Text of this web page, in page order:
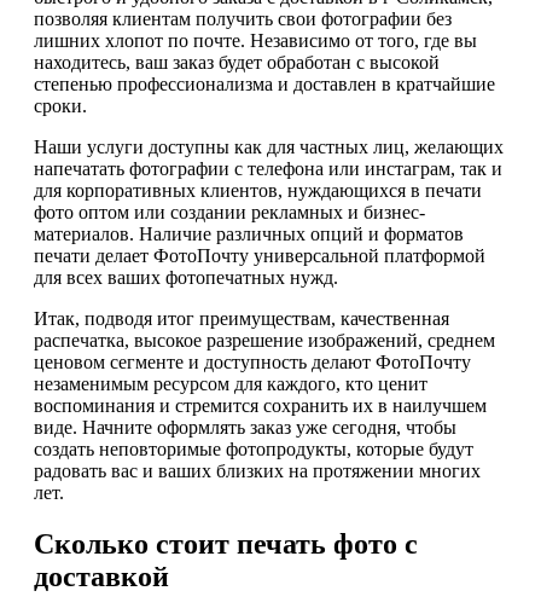
позволяя клиентам получить свои фотографии без
лишних хлопот по почте. Независимо от того, где вы
находитесь, ваш заказ будет обработан с высокой
степенью профессионализма и доставлен в кратчайшие
сроки.
Наши услуги доступны как для частных лиц, желающих
напечатать фотографии с телефона или инстаграм, так и
для корпоративных клиентов, нуждающихся в печати
фото оптом или создании рекламных и бизнес-
материалов. Наличие различных опций и форматов
печати делает ФотоПочту универсальной платформой
для всех ваших фотопечатных нужд.
Итак, подводя итог преимуществам, качественная
распечатка, высокое разрешение изображений, среднем
ценовом сегменте и доступность делают ФотоПочту
незаменимым ресурсом для каждого, кто ценит
воспоминания и стремится сохранить их в наилучшем
виде. Начните оформлять заказ уже сегодня, чтобы
создать неповторимые фотопродукты, которые будут
радовать вас и ваших близких на протяжении многих
лет.
Сколько стоит печать фото с
доставкой